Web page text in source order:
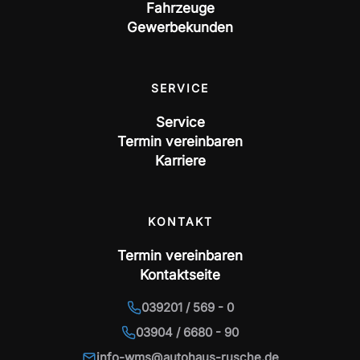
Fahrzeuge
Gewerbekunden
SERVICE
Service
Termin vereinbaren
Karriere
KONTAKT
Termin vereinbaren
Kontaktseite
039201 / 569 - 0
03904 / 6680 - 90